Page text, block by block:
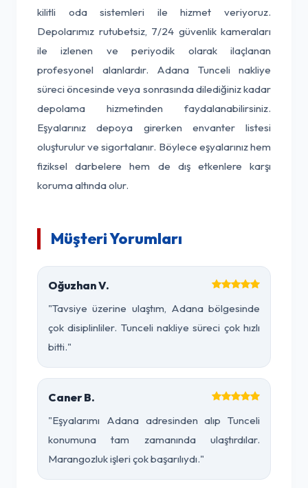
kilitli oda sistemleri ile hizmet veriyoruz.
Depolarımız rutubetsiz, 7/24 güvenlik kameraları
ile izlenen ve periyodik olarak ilaçlanan
profesyonel alanlardır. Adana Tunceli nakliye
süreci öncesinde veya sonrasında dilediğiniz kadar
depolama hizmetinden faydalanabilirsiniz.
Eşyalarınız depoya girerken envanter listesi
oluşturulur ve sigortalanır. Böylece eşyalarınız hem
fiziksel darbelere hem de dış etkenlere karşı
koruma altında olur.
Müşteri Yorumları
Oğuzhan V.
"Tavsiye üzerine ulaştım, Adana bölgesinde
çok disiplinliler. Tunceli nakliye süreci çok hızlı
bitti."
Caner B.
"Eşyalarımı Adana adresinden alıp Tunceli
konumuna tam zamanında ulaştırdılar.
Marangozluk işleri çok başarılıydı."